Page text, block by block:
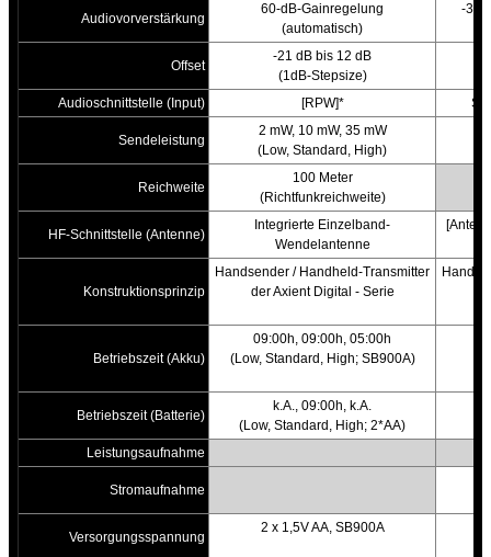
Audiovorverstärkung
60-dB-Gainregelung
(automatisch)
-3
Offset
-21 dB bis 12 dB
(1dB-Stepsize)
Audioschnittstelle (Input)
[RPW]*
Sendeleistung
2 mW, 10 mW, 35 mW
(Low, Standard, High)
Reichweite
100 Meter
(Richtfunkreichweite)
HF-Schnittstelle (Antenne)
Integrierte Einzelband-
Wendelantenne
Konstruktionsprinzip
Handsender / Handheld-Transmitter
der Axient Digital - Serie
Betriebszeit (Akku)
09:00h, 09:00h, 05:00h
(Low, Standard, High; SB900A)
Betriebszeit (Batterie)
k.A., 09:00h, k.A.
(Low, Standard, High; 2*AA)
Leistungsaufnahme
Stromaufnahme
Versorgungsspannung
2 x 1,5V AA, SB900A